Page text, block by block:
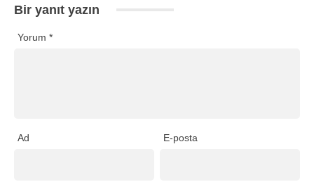
Bir yanıt yazın
Yorum *
Ad E-posta